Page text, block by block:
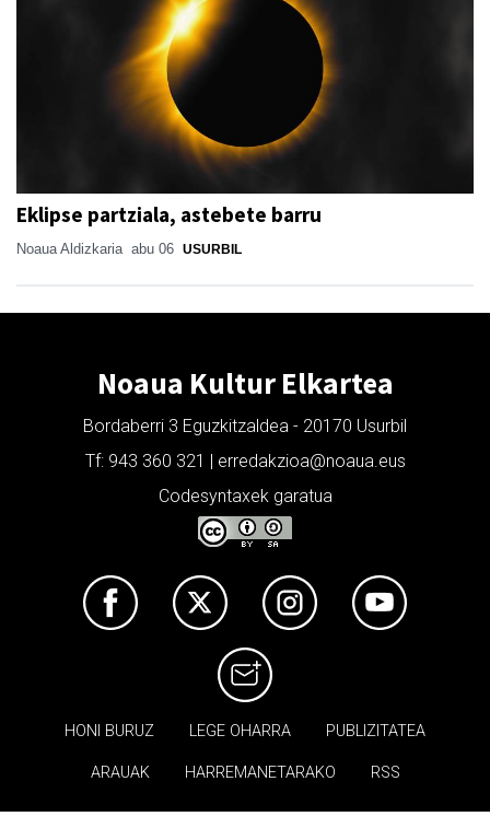
Eklipse partziala, astebete barru
Noaua Aldizkaria abu 06 USURBIL
Noaua Kultur Elkartea
Bordaberri 3 Eguzkitzaldea - 20170 Usurbil
Tf: 943 360 321 | erredakzioa@noaua.eus
Codesyntaxek garatua
HONI BURUZ LEGE OHARRA PUBLIZITATEA
ARAUAK HARREMANETARAKO RSS